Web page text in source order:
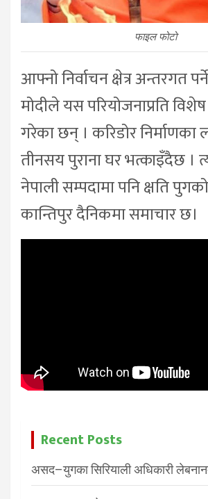
फाइल फोटो
आफ्नो निर्वाचन क्षेत्र अन्तरगत
मोदीले यस परियोजनाप्रति विशेष
गरेका छन् । करिडोर निर्माणका
तीनसय पुराना घर भत्काइँदैछ ।
नेपाली सम्पदामा पनि क्षति
कान्तिपुर दैनिकमा समाचार छ।
Recent Posts
असद–युगका सिरियाली अधिकारी